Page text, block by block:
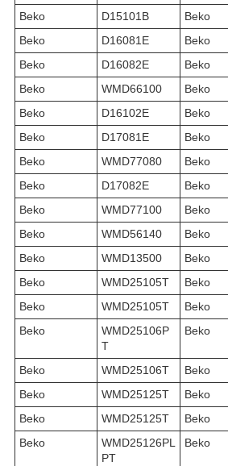
Beko
D15101B Beko
Beko
D16081E Beko
Beko
D16082E Beko
Beko
WMD66100 Beko
Beko
D16102E Beko
Beko
D17081E Beko
Beko
WMD77080 Beko
Beko
D17082E Beko
Beko
WMD77100 Beko
Beko
WMD56140 Beko
Beko
WMD13500 Beko
Beko
WMD25105T Beko
Beko
WMD25105T Beko
Beko
WMD25106P
T
Beko
Beko
WMD25106T Beko
Beko
WMD25125T Beko
Beko
WMD25125T Beko
Beko
WMD25126PL
PT
Beko